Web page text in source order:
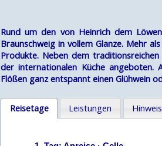
Rund um den von Heinrich dem
Braunschweig in vollem Glanze. Mehr
Produkte. Neben dem
der internationalen Küche angeboten.
Flößen ganz entspannt einen Glühwein
Reisetage Leistungen Hinweis